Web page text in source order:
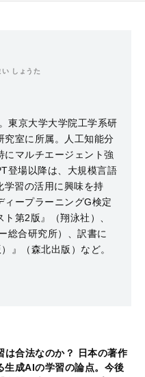
い しょうた
東京大学大学院工学系研
究室に所属。人工知能分
にマルチエージェント強
登場以降は、大規模言語
学習の活用に興味を持
ィープラーニングG検定
ト第2版』（翔泳社）、
総合研究所）、訳書に
』（森北出版）など。
は合法なのか？ 日本の著作
生成AIの学習の論点。今後